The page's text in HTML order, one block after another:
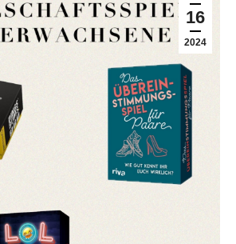
16
2024